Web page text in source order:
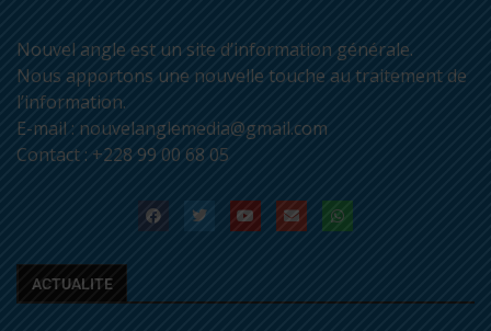
Nouvel angle est un site d’information générale.
Nous apportons une nouvelle touche au traitement de
l’information.
E-mail : nouvelanglemedia@gmail.com
Contact : +228 99 00 68 05
ACTUALITE